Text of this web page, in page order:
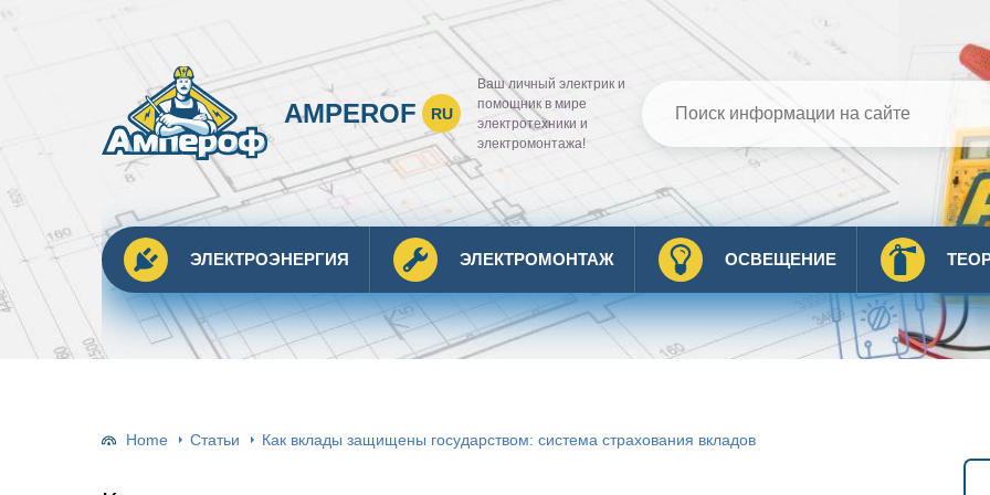
AMPEROF RU
Ваш личный электрик и
помощник в мире
электротехники и
электромонтажа!
ЭЛЕКТРОЭНЕРГИЯ ЭЛЕКТРОМОНТАЖ ОСВЕЩЕНИЕ
Home Статьи Как вклады защищены государством: система страхования вкладов